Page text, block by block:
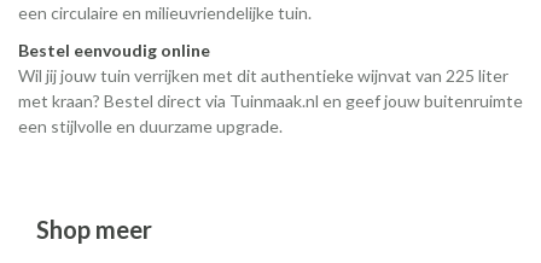
een circulaire en milieuvriendelijke tuin.
Bestel eenvoudig online
Wil jij jouw tuin verrijken met dit authentieke wijnvat van 225 liter
met kraan? Bestel direct via Tuinmaak.nl en geef jouw buitenruimte
een stijlvolle en duurzame upgrade.
Shop meer